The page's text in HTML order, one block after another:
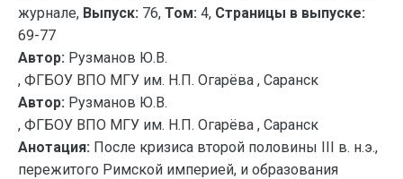
журнале, Выпуск: 76, Том: 4, Страницы в выпуске:
69-77
Автор: Рузманов Ю.В.
, ФГБОУ ВПО МГУ им. Н.П. Огарёва , Саранск
Автор: Рузманов Ю.В.
, ФГБОУ ВПО МГУ им. Н.П. Огарёва , Саранск
Анотация: После кризиса второй половины III в. н.э.,
пережитого Римской империей, и образования